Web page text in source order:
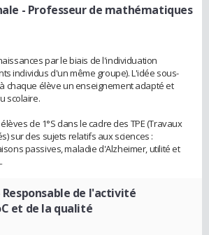
- Professeur de mathématiques
par le biais de l'individuation
individus d'un même groupe). L'idée sous-
chaque élève un enseignement adapté et
scolaire.
de 1°S dans le cadre des TPE (Travaux
sur des sujets relatifs aux sciences :
passives, maladie d'Alzheimer, utilité et
Responsable de l'activité
et de la qualité